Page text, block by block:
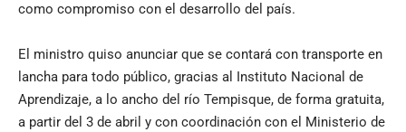
como compromiso con el desarrollo del país.
El ministro quiso anunciar que se contará con transporte en
lancha para todo público, gracias al Instituto Nacional de
Aprendizaje, a lo ancho del río Tempisque, de forma gratuita,
a partir del 3 de abril y con coordinación con el Ministerio de